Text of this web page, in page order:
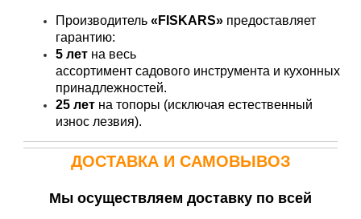
Производитель «FISKARS» предоставляет
гарантию:
5 летна весь
ассортимент садового инструмента и кухонных
принадлежностей.
25 лет на топоры (исключая естественный
износ лезвия).
ДОСТАВКА И САМОВЫВОЗ
Мы осуществляем доставку по всей